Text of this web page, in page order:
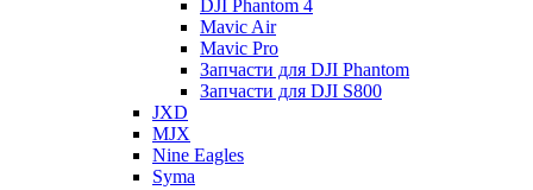
DJI Phantom 4
Mavic Air
Mavic Pro
Запчасти для DJI Phantom
Запчасти для DJI S800
JXD
MJX
Nine Eagles
Syma